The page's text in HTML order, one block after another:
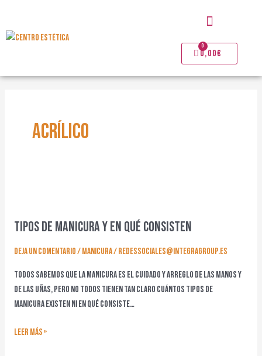
contenido
Menú
0,00€
0
Carrito
acrílico
tipos de manicura y en qué consisten
Deja un comentario/Manicura/redessociales@integragroup.es
Todos sabemos que la manicura es el cuidado y arreglo de las manos y
de las uñas, pero no todos tienen tan claro cuántos tipos de
manicura existen ni en qué consiste…
manicura
en
qué
consisten
Leer más »